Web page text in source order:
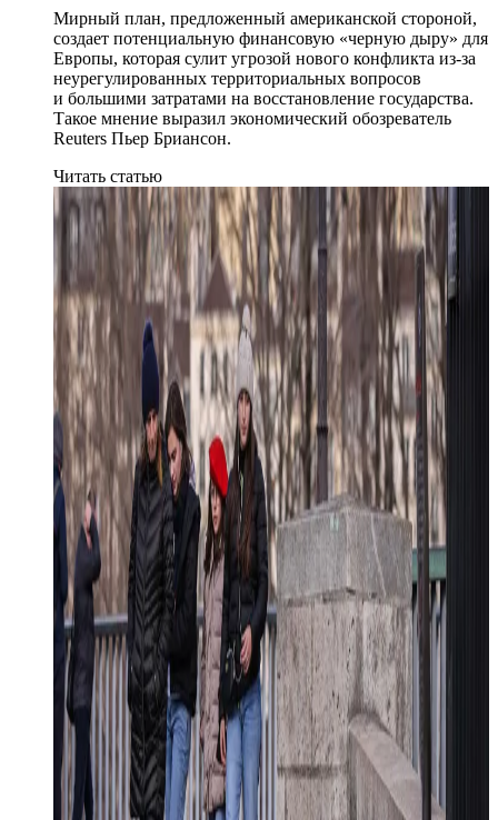
Мирный план, предложенный американской стороной,
создает потенциальную финансовую «черную дыру» для
Европы, которая сулит угрозой нового конфликта из-за
неурегулированных территориальных вопросов
и большими затратами на восстановление государства.
Такое мнение выразил экономический обозреватель
Reuters Пьер Бриансон.
Читать статью